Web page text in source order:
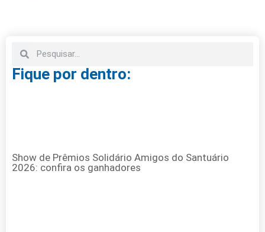
Fique por dentro:
Show de Prêmios Solidário Amigos do Santuário
2026: confira os ganhadores